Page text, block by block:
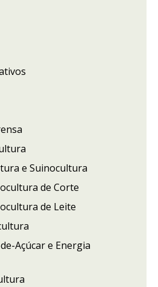
e Suinocultura
de Corte
de Leite
Açúcar e Energia